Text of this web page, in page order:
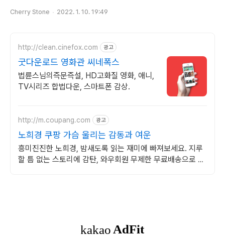
Cherry Stone 2022. 1. 10. 19:49
http://clean.cinefox.com 광고
굿다운로드 영화관 씨네폭스
법륜스님의즉문즉설, HD고화질 영화, 애니,
TV시리즈 합법다운, 스마트폰 감상.
http://m.coupang.com 광고
노희경 쿠팡 가슴 울리는 감동과 여운
흥미진진한 노희경, 밤새도록 읽는 재미에 빠져보세요. 지루
할 틈 없는 스토리에 감탄, 와우회원 무제한 무료배송으로 만